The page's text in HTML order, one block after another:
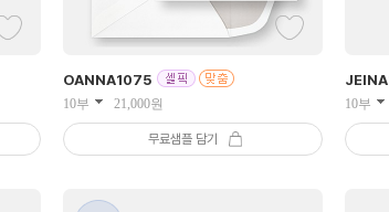
OANNA1075
10부 21,000원
무료샘플 담기
JEINA
10부